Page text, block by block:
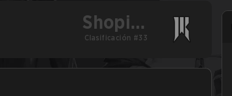
Shopify
Rebellion Black
Clasificación #33